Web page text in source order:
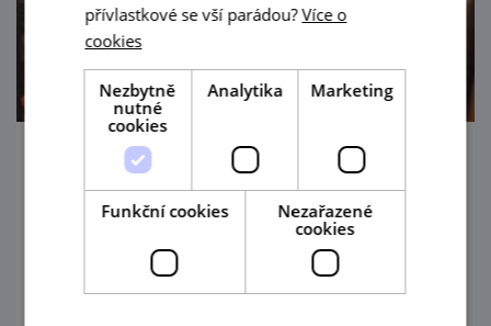
Cimbálové úterý na Hradní ulici
18. 8. '26
V rámci Znojemského kulturního léta ožije
Hradní ulice ve Znojmě každé prázdninové
přívlastkové se vší parádou?Více o
cookies
Nezbytně
nutné
cookies
Analytika Marketing
Funkční cookies
Nezařazené
cookies